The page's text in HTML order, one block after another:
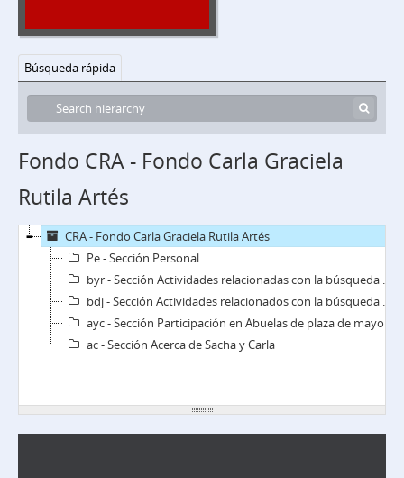
Búsqueda rápida
Fondo CRA - Fondo Carla Graciela
Rutila Artés
CRA - Fondo Carla Graciela Rutila Artés
Pe - Sección Personal
byr - Sección Actividades relacionadas con la búsqueda y restitución
bdj - Sección Actividades relacionados con la búsqueda de Justicia
ayc - Sección Participación en Abuelas de plaza de mayo y en CoSoFam
ac - Sección Acerca de Sacha y Carla